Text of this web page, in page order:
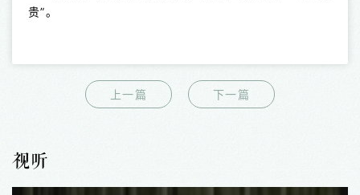
贵”。
上一篇 下一篇
视听